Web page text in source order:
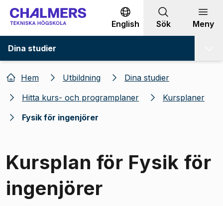
Gå till innehållet
English Sök Meny
Dina studier
Hem Utbildning
Dina studier
Hitta kurs- och programplaner
Kursplaner
Fysik för ingenjörer
Kursplan för Fysik för
ingenjörer